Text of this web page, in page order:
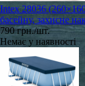
Intex 28036
басейну, захисне
790 грн./шт.
Немає у наявності